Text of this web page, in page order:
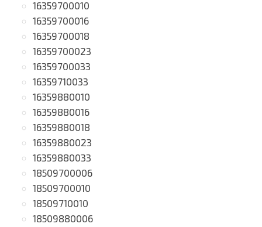
16359700010
16359700016
16359700018
16359700023
16359700033
16359710033
16359880010
16359880016
16359880018
16359880023
16359880033
18509700006
18509700010
18509710010
18509880006